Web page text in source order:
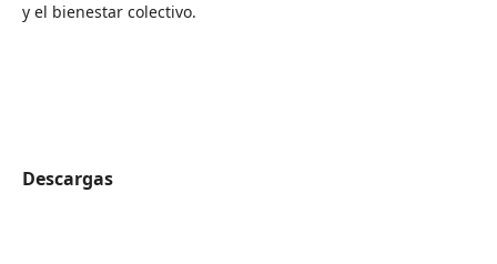
y el bienestar colectivo.
Descargas